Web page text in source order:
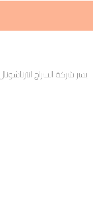
يسر شركة السراج